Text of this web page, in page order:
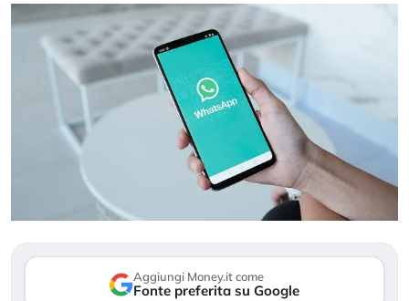
Aggiungi Money.it come
Fonte preferita su Google